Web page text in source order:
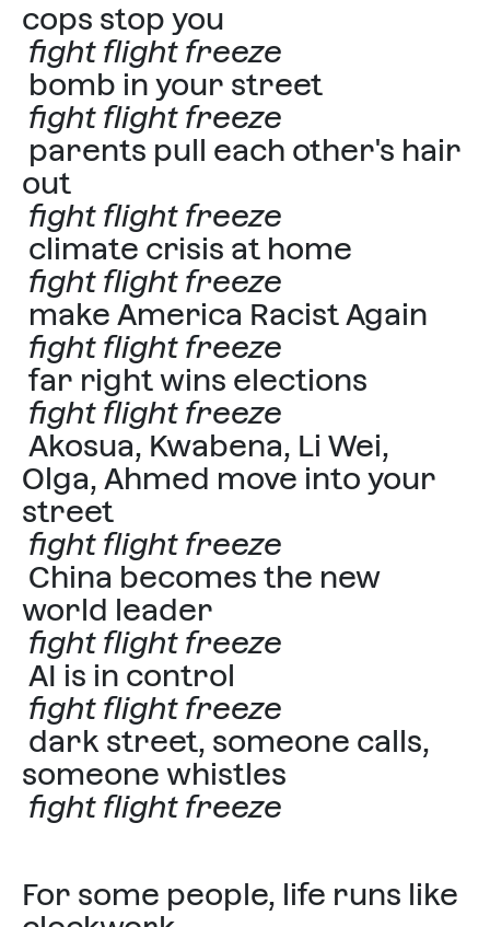
cops stop you
fight flight freeze
bomb in your street
fight flight freeze
parents pull each other's hair
out
fight flight freeze
climate crisis at home
fight flight freeze
make America Racist Again
fight flight freeze
far right wins elections
fight flight freeze
Akosua, Kwabena, Li Wei,
Olga, Ahmed move into your
street
fight flight freeze
China becomes the new
world leader
fight flight freeze
AI is in control
fight flight freeze
dark street, someone calls,
someone whistles
fight flight freeze
For some people, life runs like